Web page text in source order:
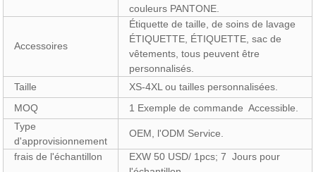
couleurs PANTONE.
Accessoires
Étiquette de taille, de soins de lavage
ÉTIQUETTE, ÉTIQUETTE, sac de
vêtements, tous peuvent être
personnalisés.
Taille
XS-4XL ou tailles personnalisées.
MOQ
1 Exemple de commande Accessible.
Type
d'approvisionnement
OEM, l'ODM Service.
frais de l'échantillon
EXW 50 USD/ 1pcs; 7 Jours pour